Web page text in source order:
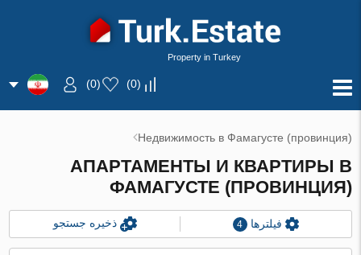
Property in Turkey
(
0
)
(
0
)
Недвижимость в Фамагусте (провинция)
АПАРТАМЕНТЫ И КВАРТИРЫ В
ФАМАГУСТЕ (ПРОВИНЦИЯ)
فیلترها 4 ذخیره جستجو